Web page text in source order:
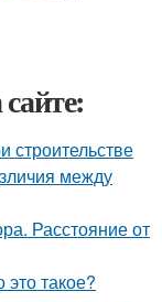
строительстве
между
Расстояние от
такое?